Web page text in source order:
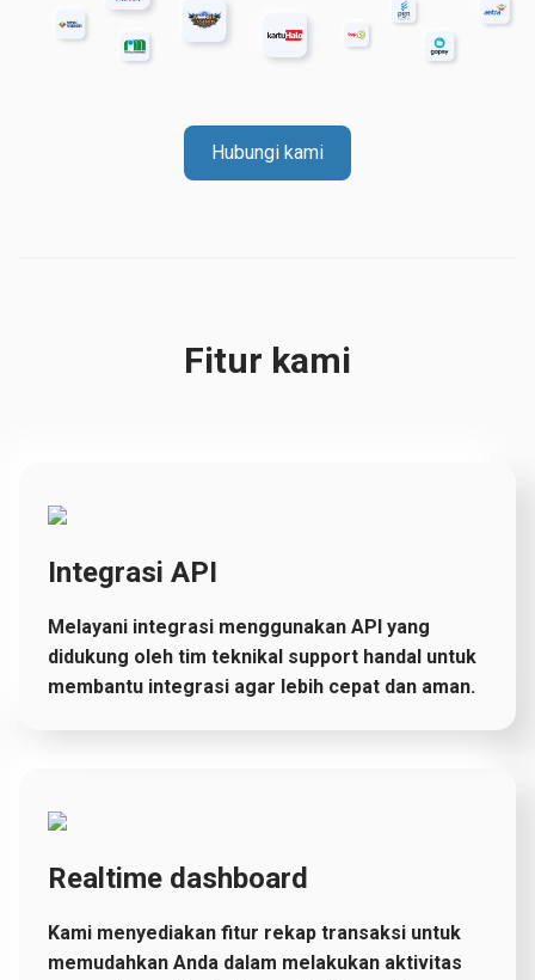
Hubungi kami
Fitur kami
Integrasi API
Melayani integrasi menggunakan API yang
didukung oleh tim teknikal support handal untuk
membantu integrasi agar lebih cepat dan aman.
Realtime dashboard
Kami menyediakan fitur rekap transaksi untuk
memudahkan Anda dalam melakukan aktivitas